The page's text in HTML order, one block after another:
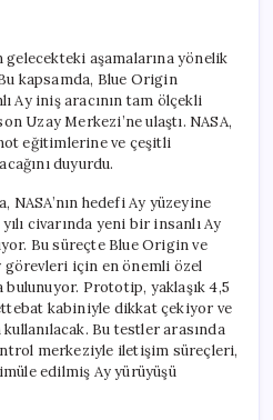
Görevleri
İçin
Astronot
Eğitimlerine
Başlıyor
için
gelecekteki aşamalarına yönelik
Bu kapsamda, Blue Origin
Ay iniş aracının tam ölçekli
Uzay Merkezi’ne ulaştı. NASA,
eğitimlerine ve çeşitli
duyurdu.
hedefi Ay yüzeyine
civarında yeni bir insanlı Ay
Bu süreçte Blue Origin ve
görevleri için en önemli özel
Prototip, yaklaşık 4,5
kabiniyle dikkat çekiyor ve
Bu testler arasında
merkeziyle iletişim süreçleri,
edilmiş Ay yürüyüşü